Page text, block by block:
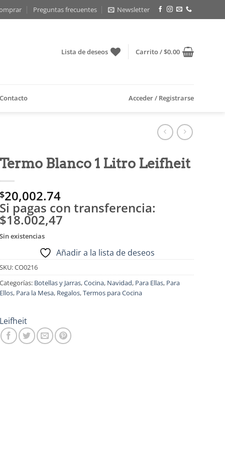
Preguntas frecuentes Newsletter
Lista de deseos Carrito /$0.00
Contacto Acceder / Registrarse
Termo Blanco 1 Litro Leifheit
$20,002.74
Si pagas con transferencia:
$18.002,47
Sin existencias
Añadir a la lista de deseos
SKU:CO0216
Categorías: Botellas y Jarras,Cocina, Navidad, Para Ellas, Para
Ellos, Para la Mesa, Regalos,Termos para Cocina
Leifheit